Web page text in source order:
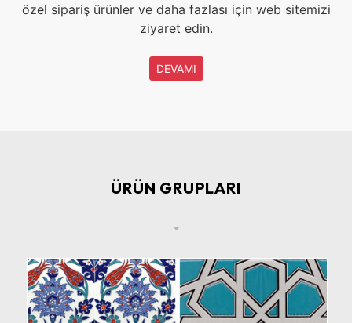
özel sipariş ürünler ve daha fazlası için web sitemizi
ziyaret edin.
DEVAMI
ÜRÜN GRUPLARI